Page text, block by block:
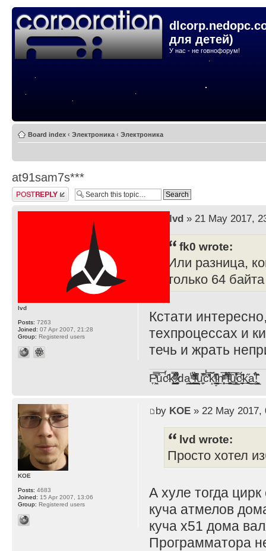
для детей)
У нас - не говнофорум!
Board index ‹ Электроника ‹ Электроника
at91sam7s***
Post a reply
lvd» 21 May 2017,
fk0 wrote:
Или разница,
только 64
Кстати
техпроцессах и
течь и жрать
F̞͖̭̿̔ͯu̐̅cͬ̑ͩk̨̤̳͇̮̭̪̠̽̿̓̆ͭͩ ̷̩̰͎̩͓̘̾̀ͬ̊ͭ͛ͅda̝̺͙̬͎̝̾͟ ̰̜̝̯͉̯̖̓̎́ͨ̽ͫ͟f̟͇̭̀ͬͨͭ̐̚u̹̼̹̗̞͑̔͂͐̚cͭ̅̊̆̒̆ǩ̝̩̯́ͥ̔̍̑ḭ͓͍̳̬ͦ̽͂n͍͎͈̈̅ͩͬ ̊ͫ̂̾̑̈́f̲͚͉͓͗̋́ͧͦ̅ȗ͇̲̻͈̲̅̎͗͒ͭ͡c̬̟̠̹̯̈́ͩ͘ͅk̫̠̻̋͜a̲͒̾̇!͙͕̺͉̗̩̲̂̏̄̀
lvd
Posts: 7263
Joined: 07 Apr 2007, 21:28
Group: Registered users
by KOE» 22 May 2017,
lvd wrote:
Просто хотел
А хуле тогда
куча атмелов
куча x51 дома
Программатора
KOE
Posts: 4683
Joined: 15 Apr 2007, 13:06
Group: Registered users